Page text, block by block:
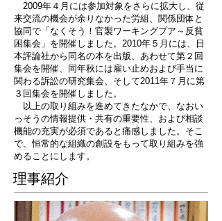
2009年４月には参加対象をさらに拡大し、従
来交流の機会が余りなかった労組、関係団体と
協同で「なくそう！官製ワーキングプア～反貧
困集会」を開催しました。2010年５月には、日
本評論社から同名の本を出版、あわせて第２回
集会を開催、同年秋には雇い止めおよび手当に
関わる訴訟の研究集会、そして2011年７月に第
３回集会を開催しました。
以上の取り組みを進めてきたなかで、なおい
っそうの情報提供・共有の重要性、および相談
機能の充実が必須であると痛感しました。そこ
で、恒常的な組織の創設をもって取り組みを強
めることにします。
理事紹介